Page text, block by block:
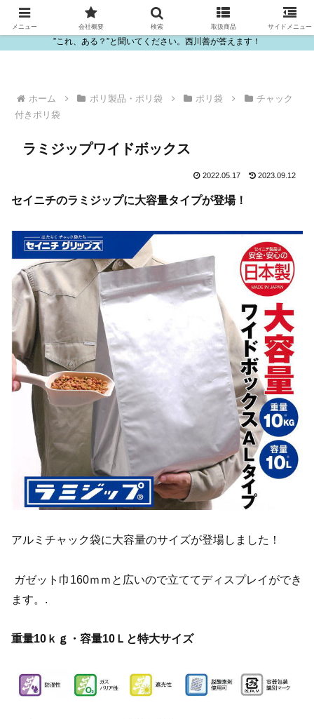
ビニール・プラスチック製品の卸販売は西川善
”これ、ある？”と聞いてください。西川善が答えます！
ホーム ポリ製品・ポリ袋 ポリ袋
チャック
付きポリ袋
ラミジップワイドボックス
2022.05.17 2023.09.12
セイニチのラミジップに大容量タイプが登場！
アルミチャック袋に大容量のサイズが登場しました！
ガゼット巾160ｍｍと広いので立ててディスプレイができ
ます。.
重量10ｋｇ・容量10Ｌと特大サイズ
メニュー 会社概要 検索 取扱商品 サイドメニュー